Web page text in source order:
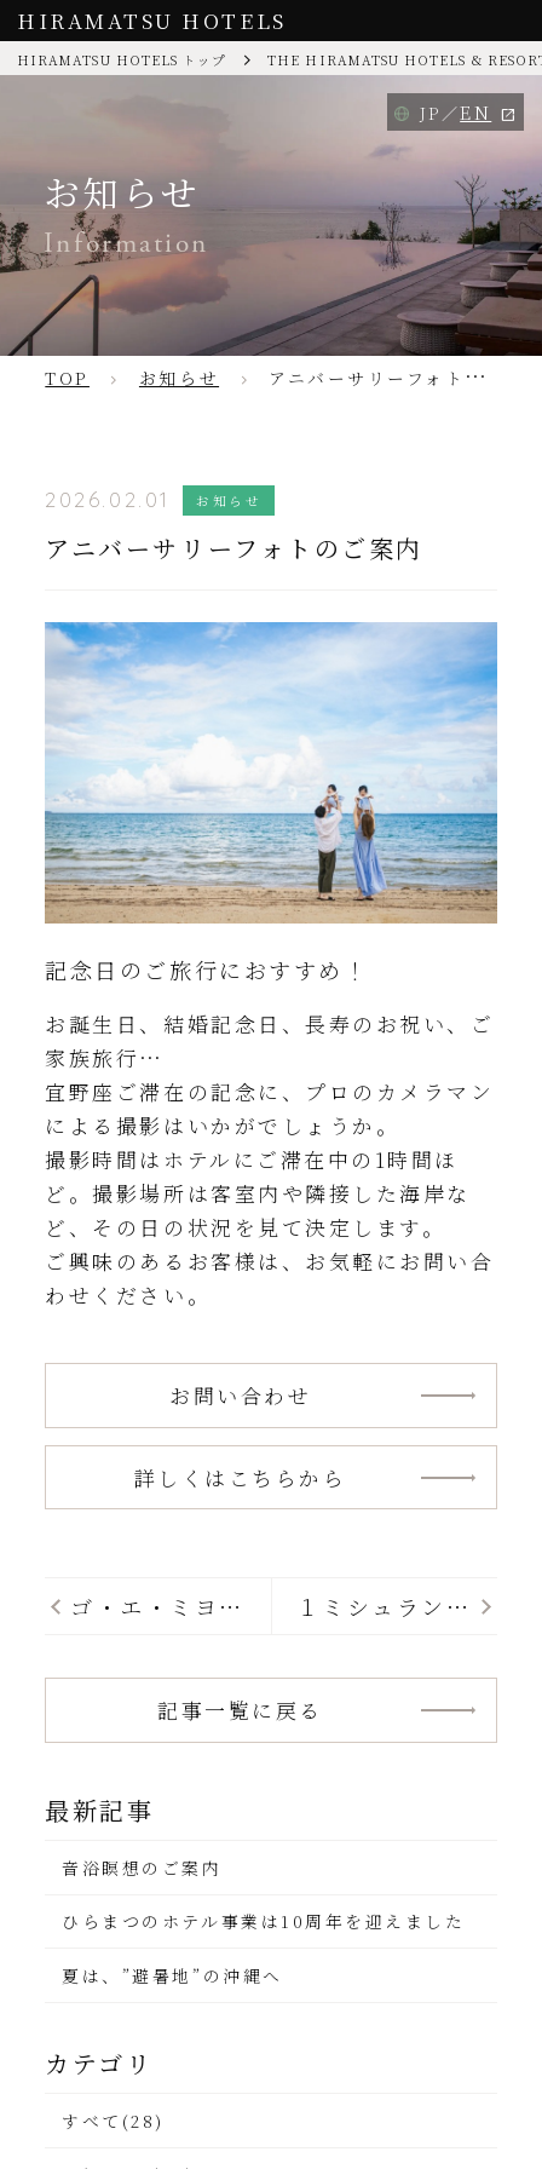
HIRAMATSU HOTELS
HIRAMATSU HOTELS トップ THE HIRAMATSU HOTELS &
JP EN
お知らせ
Information
TOP お知らせ アニバーサリーフォトのご案内
2026.02.01 お知らせ
アニバーサリーフォトのご案内
記念日のご旅行におすすめ！
お誕生日、結婚記念日、長寿のお祝い、ご
家族旅行…
宜野座ご滞在の記念に、プロのカメラマン
による撮影はいかがでしょうか。
撮影時間はホテルにご滞在中の1時間ほ
ど。撮影場所は客室内や隣接した海岸な
ど、その日の状況を見て決定します。
ご興味のあるお客様は、お気軽にお問い合
わせください。
お問い合わせ
詳しくはこちらから
ゴ・エ・ミヨ １ミシュランキ
レクション）の
記事一覧に戻る
最新記事
音浴瞑想のご案内
ひらまつのホテル事業は10周年を迎えました
夏は、”避暑地”の沖縄へ
カテゴリ
すべて(28)